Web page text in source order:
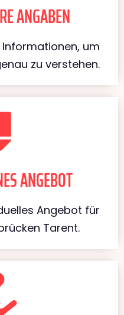
ANGABEN
um
zu verstehen.
ANGEBOT
Angebot für
Tarent.